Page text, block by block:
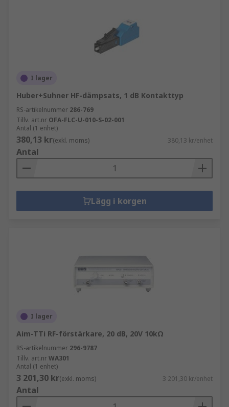
I lager
Huber+Suhner HF-dämpsats, 1 dB Kontakttyp
RS-artikelnummer 286-769
Tillv. art.nr OFA-FLC-U-010-S-02-001
Antal (1 enhet)
380,13 kr(exkl. moms) 380,13 kr/enhet
Antal
Lägg i korgen
I lager
Aim-TTi RF-förstärkare, 20 dB, 20V 10kΩ
RS-artikelnummer 296-9787
Tillv. art.nrWA301
Antal (1 enhet)
3 201,30 kr(exkl. moms) 3 201,30 kr/enhet
Antal